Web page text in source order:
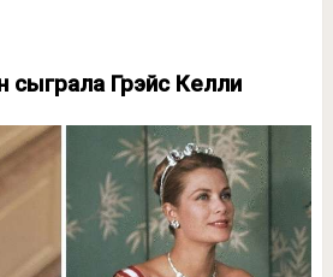
сыграла Грэйс Келли